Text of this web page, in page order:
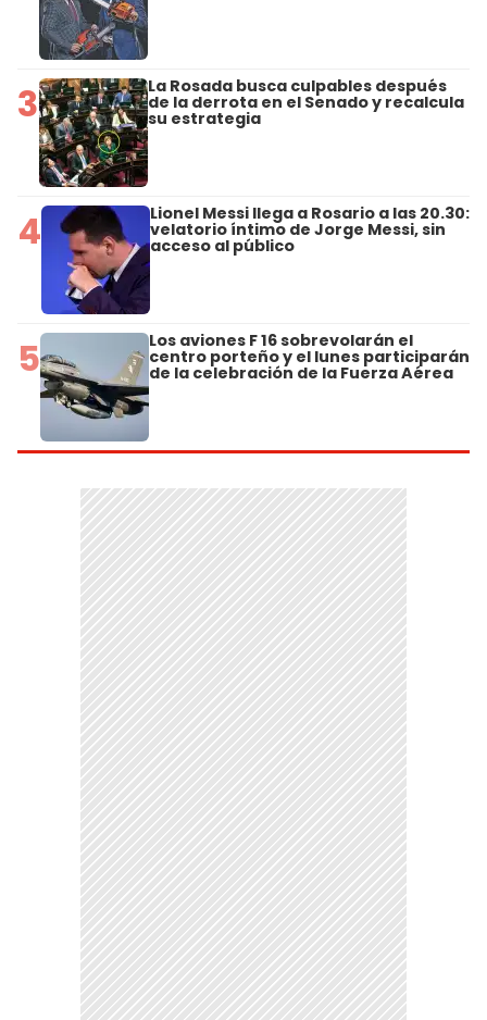
3 La Rosada busca culpables después
de la derrota en el Senado y recalcula
su estrategia
4 Lionel Messi llega a Rosario a las 20.30:
velatorio íntimo de Jorge Messi, sin
acceso al público
5 Los aviones F 16 sobrevolarán el
centro porteño y el lunes participarán
de la celebración de la Fuerza Aérea